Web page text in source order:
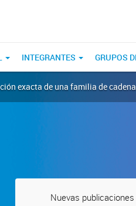
INTEGRANTES GRUPOS
exacta de una familia de
Nuevas publicaciones